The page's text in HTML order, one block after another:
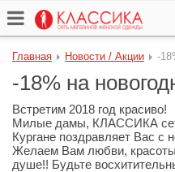
Главная Новости / Акции -
-18% на
Встретим 2018 год красиво!
Милые дамы, КЛАССИКА
Кургане поздравляет Вас с
Желаем Вам любви,
душе!! Будьте